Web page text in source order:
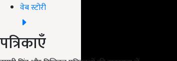
वेब स्टोरी
पत्रिकाएँ